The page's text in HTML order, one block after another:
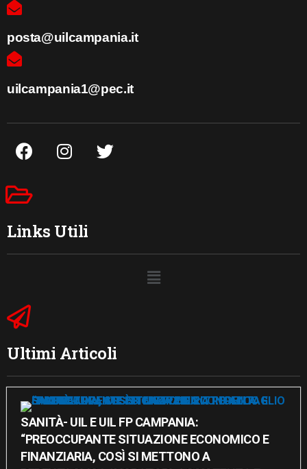
posta@uilcampania.it
uilcampania1@pec.it
Links Utili
Ultimi Articoli
SANITÀ- UIL E UIL FP CAMPANIA:
“PREOCCUPANTE SITUAZIONE ECONOMICO E
FINANZIARIA, COSÌ SI METTONO A